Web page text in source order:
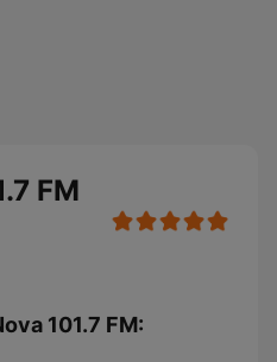
FM
101.7 FM: